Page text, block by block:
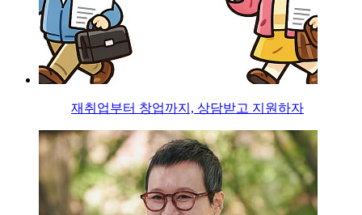
재취업부터 창업까지, 상담받고 지원하자